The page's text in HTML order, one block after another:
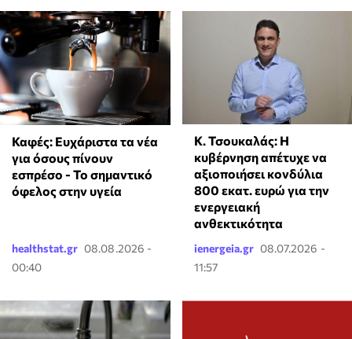
Καφές: Ευχάριστα τα νέα
για όσους πίνουν
εσπρέσο - Το σημαντικό
όφελος στην υγεία
healthstat.gr 08.08.2026 -
00:40
Κ. Τσουκαλάς: Η
κυβέρνηση απέτυχε να
αξιοποιήσει κονδύλια
800 εκατ. ευρώ για την
ενεργειακή
ανθεκτικότητα
ienergeia.gr 08.07.2026 -
11:57